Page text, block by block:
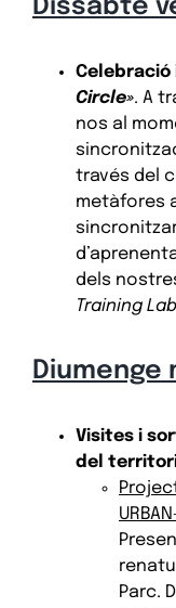
Dissabte
Celebració
Circle». A
nos al
través del
metàfores
dels
Training
Diumenge
Visites i
del
Parc.